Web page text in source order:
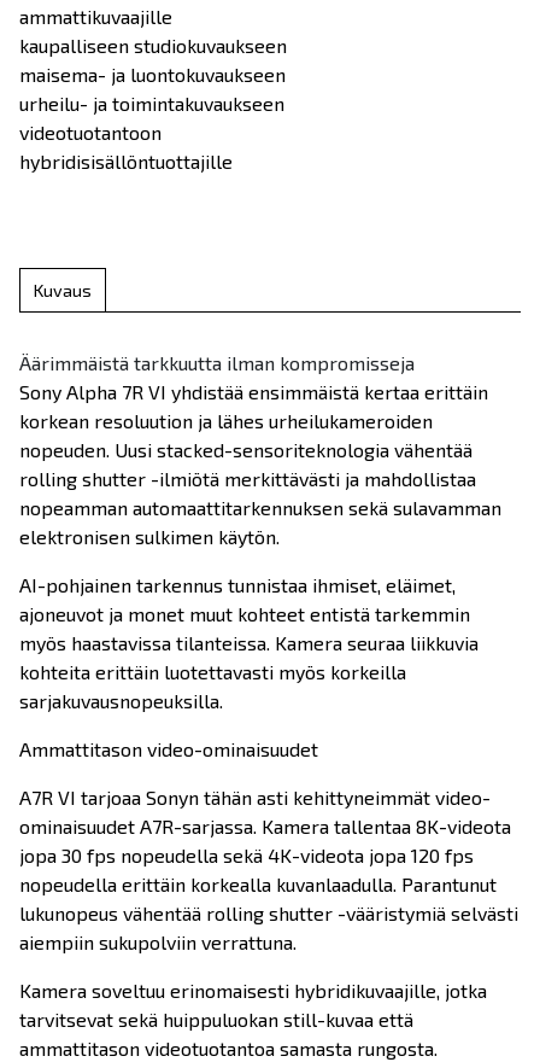
ammattikuvaajille
kaupalliseen studiokuvaukseen
maisema- ja luontokuvaukseen
urheilu- ja toimintakuvaukseen
videotuotantoon
hybridisisällöntuottajille
Kuvaus
Äärimmäistä tarkkuutta ilman kompromisseja
Sony Alpha 7R VI yhdistää ensimmäistä kertaa erittäin
korkean resoluution ja lähes urheilukameroiden
nopeuden. Uusi stacked-sensoriteknologia vähentää
rolling shutter -ilmiötä merkittävästi ja mahdollistaa
nopeamman automaattitarkennuksen sekä sulavamman
elektronisen sulkimen käytön.
AI-pohjainen tarkennus tunnistaa ihmiset, eläimet,
ajoneuvot ja monet muut kohteet entistä tarkemmin
myös haastavissa tilanteissa. Kamera seuraa liikkuvia
kohteita erittäin luotettavasti myös korkeilla
sarjakuvausnopeuksilla.
Ammattitason video-ominaisuudet
A7R VI tarjoaa Sonyn tähän asti kehittyneimmät video-
ominaisuudet A7R-sarjassa. Kamera tallentaa 8K-videota
jopa 30 fps nopeudella sekä 4K-videota jopa 120 fps
nopeudella erittäin korkealla kuvanlaadulla. Parantunut
lukunopeus vähentää rolling shutter -vääristymiä selvästi
aiempiin sukupolviin verrattuna.
Kamera soveltuu erinomaisesti hybridikuvaajille, jotka
tarvitsevat sekä huippuluokan still-kuvaa että
ammattitason videotuotantoa samasta rungosta.